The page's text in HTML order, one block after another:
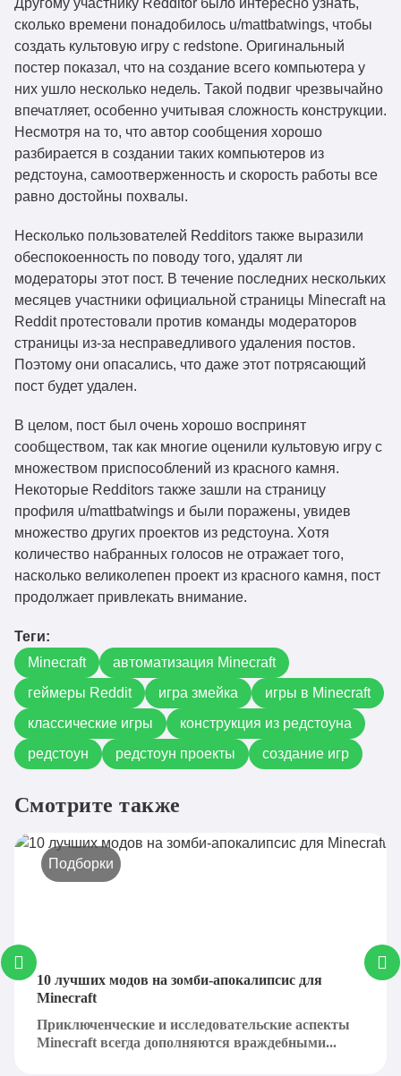
Другому участнику Redditor было интересно узнать,
сколько времени понадобилось u/mattbatwings, чтобы
создать культовую игру с redstone. Оригинальный
постер показал, что на создание всего компьютера у
них ушло несколько недель. Такой подвиг чрезвычайно
впечатляет, особенно учитывая сложность конструкции.
Несмотря на то, что автор сообщения хорошо
разбирается в создании таких компьютеров из
редстоуна, самоотверженность и скорость работы все
равно достойны похвалы.
Несколько пользователей Redditors также выразили
обеспокоенность по поводу того, удалят ли
модераторы этот пост. В течение последних нескольких
месяцев участники официальной страницы Minecraft на
Reddit протестовали против команды модераторов
страницы из-за несправедливого удаления постов.
Поэтому они опасались, что даже этот потрясающий
пост будет удален.
В целом, пост был очень хорошо воспринят
сообществом, так как многие оценили культовую игру с
множеством приспособлений из красного камня.
Некоторые Redditors также зашли на страницу
профиля u/mattbatwings и были поражены, увидев
множество других проектов из редстоуна. Хотя
количество набранных голосов не отражает того,
насколько великолепен проект из красного камня, пост
продолжает привлекать внимание.
Теги:
Minecraft
автоматизация Minecraft
геймеры Reddit
игра змейка
игры в Minecraft
классические игры
конструкция из редстоуна
редстоун
редстоун проекты создание игр
Смотрите также
Подборки
10 лучших модов на зомби-апокалипсис для
Minecraft
Приключенческие и исследовательские аспекты
Minecraft всегда дополняются враждебными...